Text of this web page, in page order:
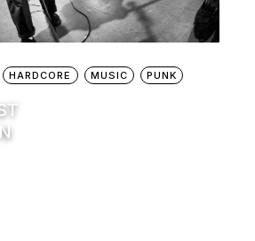
HARDCORE MUSIC PUNK